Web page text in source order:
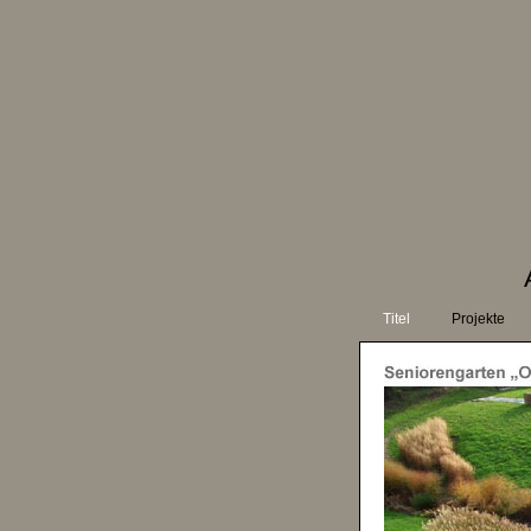
Titel Projekte